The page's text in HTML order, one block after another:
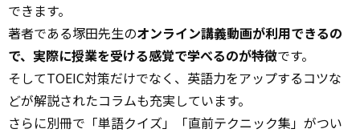
できます。
著者である塚田先生のオンライン講義動画が利用できるの
で、実際に授業を受ける感覚で学べるのが特徴です。
そしてTOEIC対策だけでなく、英語力をアップするコツな
どが解説されたコラムも充実しています。
さらに別冊で「単語クイズ」「直前テクニック集」がつい